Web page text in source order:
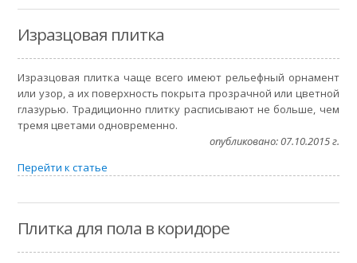
Изразцовая плитка
Изразцовая плитка чаще всего имеют рельефный орнамент
или узор, а их поверхность покрыта прозрачной или цветной
глазурью. Традиционно плитку расписывают не больше, чем
тремя цветами одновременно.
опубликовано: 07.10.2015 г.
Перейти к статье
Плитка для пола в коридоре